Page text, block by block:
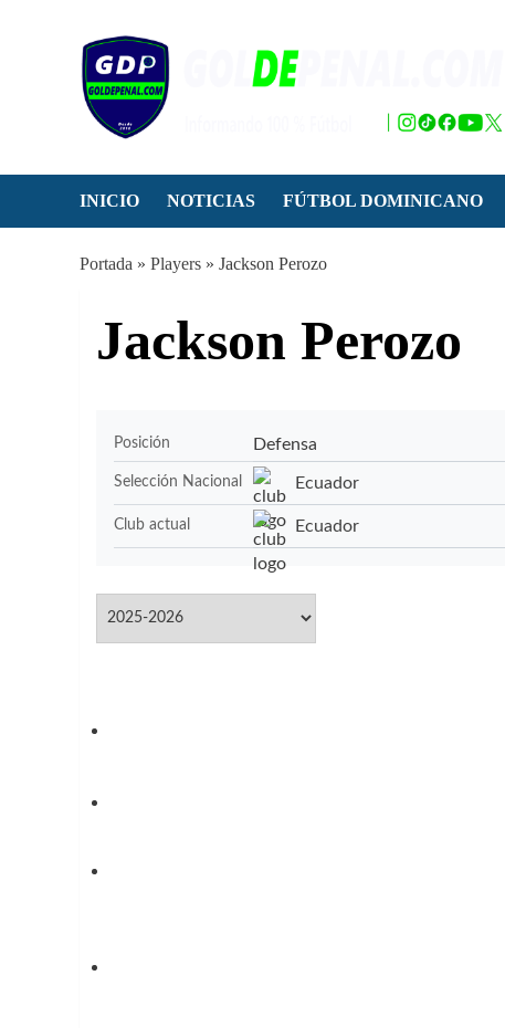
INICIO NOTICIAS FÚTBOL DOMINICANO
Portada » Players » Jackson Perozo
Jackson Perozo
Posición Defensa
Selección Nacional Ecuador
Club actual Ecuador